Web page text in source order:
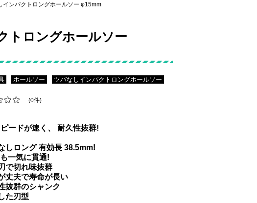
ンパクトロングホールソー φ15mm
ロングホールソー
ホールソー ツバなしインパクトロングホールソー
(0件)
ードが速く、 耐久性抜群!
しロング 有効長 38.5mm!
一気に貫通!
で切れ味抜群
丈夫で寿命が長い
抜群のシャンク
た刃型